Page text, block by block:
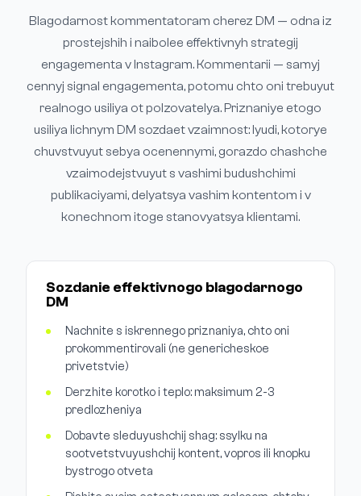
Blagodarnost kommentatoram cherez DM — odna iz
prostejshih i naibolee effektivnyh strategij
engagementa v Instagram. Kommentarii — samyj
cennyj signal engagementa, potomu chto oni trebuyut
realnogo usiliya ot polzovatelya. Priznaniye etogo
usiliya lichnym DM sozdaet vzaimnost: lyudi, kotorye
chuvstvuyut sebya ocenennymi, gorazdo chashche
vzaimodejstvuyut s vashimi budushchimi
publikaciyami, delyatsya vashim kontentom i v
konechnom itoge stanovyatsya klientami.
Sozdanie effektivnogo blagodarnogo
DM
Nachnite s iskrennego priznaniya, chto oni
prokommentirovali (ne genericheskoe
privetstvie)
Derzhite korotko i teplo: maksimum 2-3
predlozheniya
Dobavte sleduyushchij shag: ssylku na
sootvetstvuyushchij kontent, vopros ili knopku
bystrogo otveta